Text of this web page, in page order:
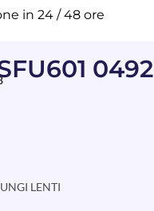
in 24 / 48 ore
0492
LENTI